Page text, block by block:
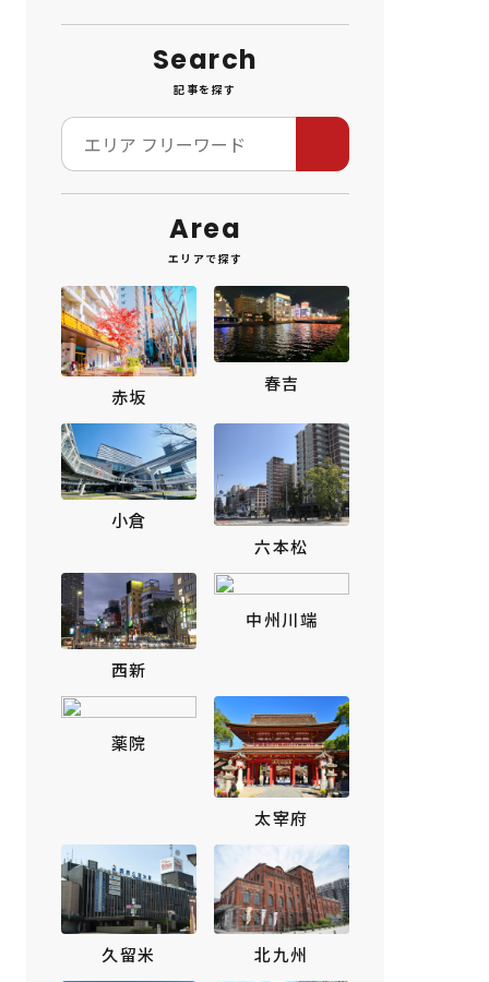
Search
記事を探す
Area
エリアで探す
赤坂
春吉
小倉
六本松
西新
中州川端
薬院
太宰府
久留米 北九州